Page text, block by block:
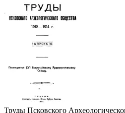
Труды Псковского